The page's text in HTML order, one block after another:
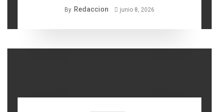
Netflix
By Redaccion junio 8, 2026